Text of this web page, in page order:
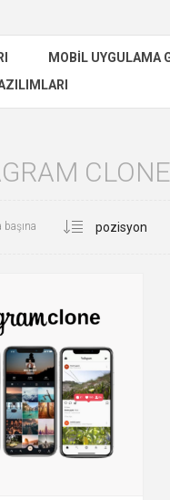
MOBIL UYGULAMA
başına